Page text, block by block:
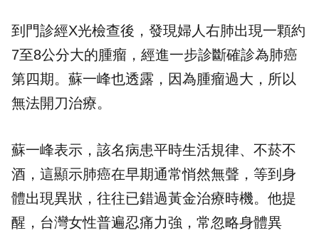
到門診經X光檢查後，發現婦人右肺出現一顆約
7至8公分大的腫瘤，經進一步診斷確診為肺癌
第四期。蘇一峰也透露，因為腫瘤過大，所以
無法開刀治療。
蘇一峰表示，該名病患平時生活規律、不菸不
酒，這顯示肺癌在早期通常悄然無聲，等到身
體出現異狀，往往已錯過黃金治療時機。他提
醒，台灣女性普遍忍痛力強，常忽略身體異